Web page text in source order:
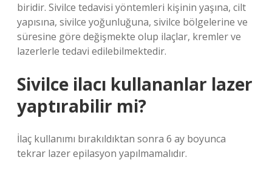
biridir. Sivilce tedavisi yöntemleri kişinin yaşına, cilt
yapısına, sivilce yoğunluğuna, sivilce bölgelerine ve
süresine göre değişmekte olup ilaçlar, kremler ve
lazerlerle tedavi edilebilmektedir.
Sivilce ilacı kullananlar lazer
yaptırabilir mi?
İlaç kullanımı bırakıldıktan sonra 6 ay boyunca
tekrar lazer epilasyon yapılmamalıdır.